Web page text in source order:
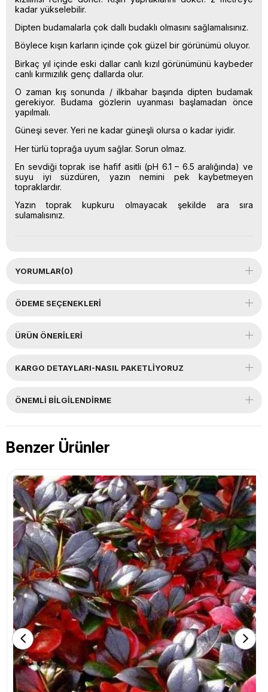
kadar yükselebilir.
Dipten budamalarla çok dallı budaklı olmasını sağlamalısınız.
Böylece kışın karların içinde çok güzel bir görünümü oluyor.
Birkaç yıl içinde eski dallar canlı kızıl görünümünü kaybeder
canlı kırmızılık genç dallarda olur.
O zaman kış sonunda / ilkbahar başında dipten budamak
gerekiyor. Budama gözlerin uyanması başlamadan önce
yapılmalı.
Güneşi sever. Yeri ne kadar güneşli olursa o kadar iyidir.
Her türlü toprağa uyum sağlar. Sorun olmaz.
En sevdiği toprak ise hafif asitli (pH 6.1 – 6.5 aralığında) ve
suyu iyi süzdüren, yazın nemini pek kaybetmeyen
topraklardır.
Yazın toprak kupkuru olmayacak şekilde ara sıra
sulamalısınız.
YORUMLAR(0)
ÖDEME SEÇENEKLERI
ÜRÜN ÖNERILERI
KARGO DETAYLARI-NASIL PAKETLİYORUZ
ÖNEMLI BILGILENDIRME
Benzer Ürünler